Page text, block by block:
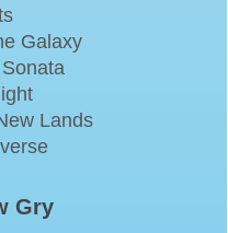
Galaxy
Lands
Gry